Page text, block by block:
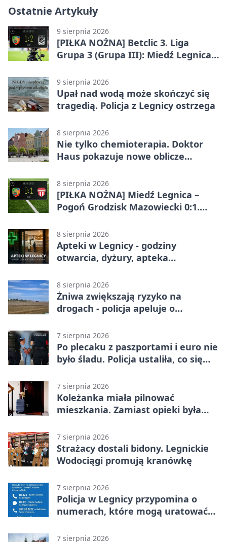
Ostatnie Artykuły
9 sierpnia 2026
[PIŁKA NOŻNA] Betclic 3. Liga
Grupa 3 (Grupa III): Miedź Legnica
gości w Legnicy
9 sierpnia 2026
Upał nad wodą może skończyć się
tragedią. Policja z Legnicy ostrzega
8 sierpnia 2026
Nie tylko chemioterapia. Doktor
Haus pokazuje nowe oblicze
8 sierpnia 2026
[PIŁKA NOŻNA] Miedź Legnica –
Pogoń Grodzisk Mazowiecki 0:1.
meczu w Legnicy
8 sierpnia 2026
Apteki w Legnicy - godziny
otwarcia, dyżury, apteka
8 sierpnia 2026
Żniwa zwiększają ryzyko na
drogach - policja apeluje o
7 sierpnia 2026
Po plecaku z paszportami i euro nie
było śladu. Policja ustaliła, co się
7 sierpnia 2026
Koleżanka miała pilnować
mieszkania. Zamiast opieki była
7 sierpnia 2026
Strażacy dostali bidony. Legnickie
Wodociągi promują kranówkę
7 sierpnia 2026
Policja w Legnicy przypomina o
numerach, które mogą uratować
7 sierpnia 2026